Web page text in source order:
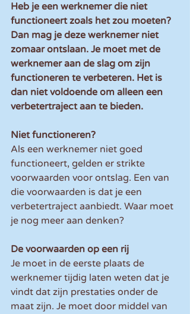
Heb je een werknemer die niet
functioneert zoals het zou moeten?
Dan mag je deze werknemer niet
zomaar ontslaan. Je moet met de
werknemer aan de slag om zijn
functioneren te verbeteren. Het is
dan niet voldoende om alleen een
verbetertraject aan te bieden.
Niet functioneren?
Als een werknemer niet goed
functioneert, gelden er strikte
voorwaarden voor ontslag. Een van
die voorwaarden is dat je een
verbetertraject aanbiedt. Waar moet
je nog meer aan denken?
De voorwaarden op een rij
Je moet in de eerste plaats de
werknemer tijdig laten weten dat je
vindt dat zijn prestaties onder de
maat zijn. Je moet door middel van